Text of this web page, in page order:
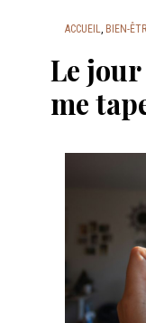
ACCUEIL, BIEN-
Le jour
me